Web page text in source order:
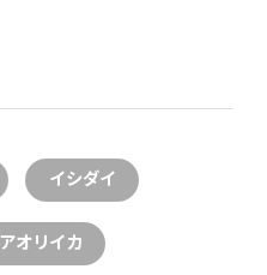
イシダイ
アオリイカ